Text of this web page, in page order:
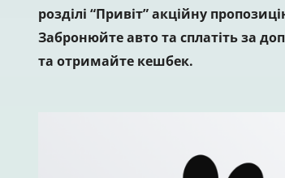
розділі “Привіт” акційну
Забронюйте авто та сплатіть за
та отримайте кешбек.